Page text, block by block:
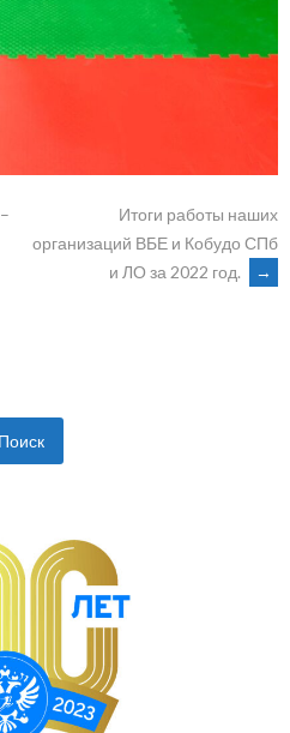
Итоги работы наших
организаций ВБЕ и Кобудо СПб
и ЛО за 2022 год.
→
Поиск